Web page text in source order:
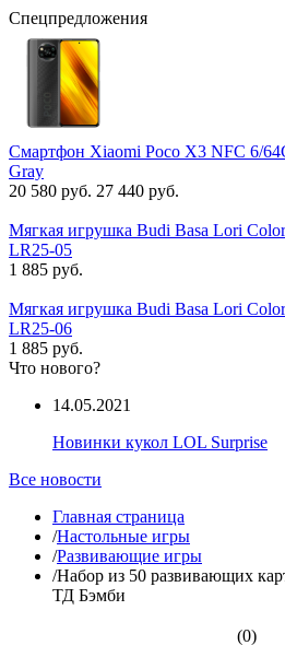
Спецпредложения
Смартфон Xiaomi Poco X3 NFC 6/
Gray
20 580 руб. 27 440 руб.
Мягкая игрушка Budi Basa Lori
LR25-05
1 885 руб.
Мягкая игрушка Budi Basa Lori
LR25-06
1 885 руб.
Что нового?
14.05.2021
Новинки кукол LOL Surprise
Все новости
Главная страница
/Настольные игры
/Развивающие игры
/Набор из 50 развивающих
ТД Бэмби
(0)